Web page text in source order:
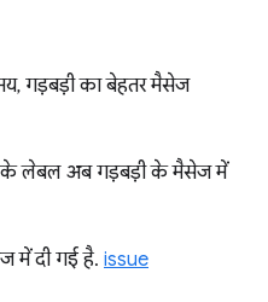
गड़बड़ी का बेहतर मैसेज
के लेबल अब गड़बड़ी के मैसेज में
में दी गई है. issue